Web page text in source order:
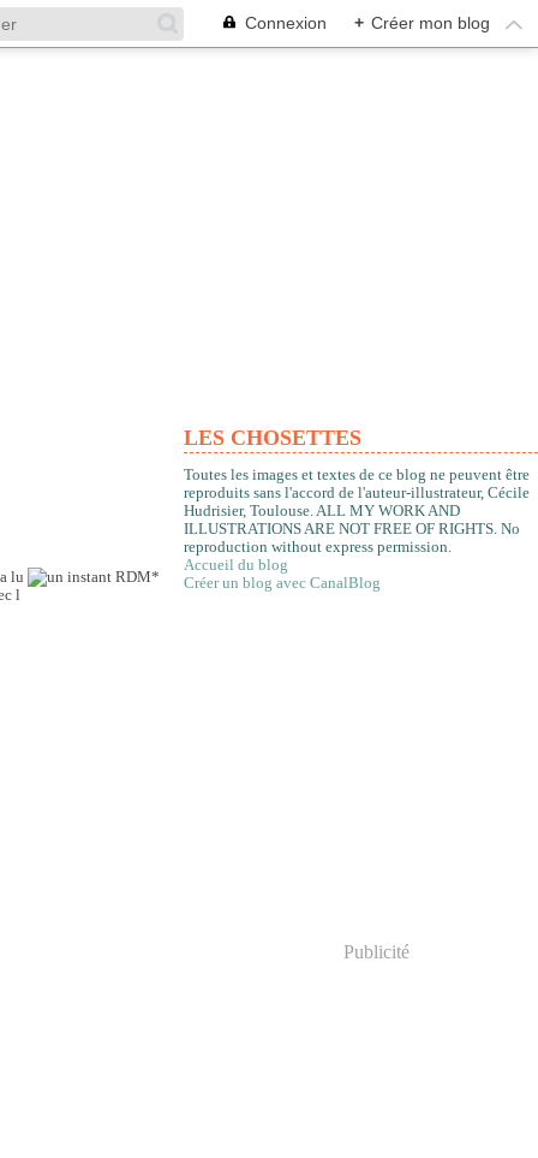
Connexion + Créer mon blog
lu
l
LES CHOSETTES
Toutes les images et textes de ce blog ne peuvent être
reproduits sans l'accord de l'auteur-illustrateur, Cécile
Hudrisier, Toulouse. ALL MY WORK AND
ILLUSTRATIONS ARE NOT FREE OF RIGHTS. No
reproduction without express permission.
Accueil du blog
Créer un blog avec CanalBlog
Publicité